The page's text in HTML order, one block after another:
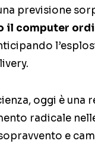
previsione
il computer
oggi è una
radicale
e